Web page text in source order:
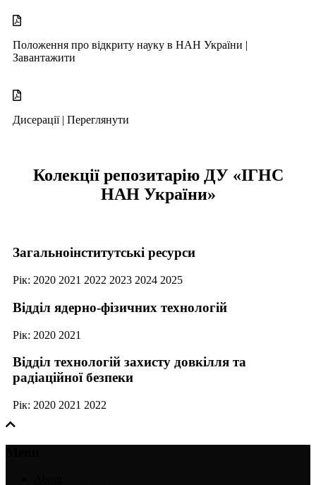
Положення про відкриту науку в НАН України |
Завантажити
Дисерації | Переглянути
Колекції репозитарію ДУ «ІГНС
НАН України»
Загальноінститутські ресурси
Рік: 2020 2021 2022 2023 2024 2025
Відділ ядерно-фізичних технологій
Рік: 2020 2021
Відділ технологій захисту довкілля та
радіаційної безпеки
Рік: 2020 2021 2022